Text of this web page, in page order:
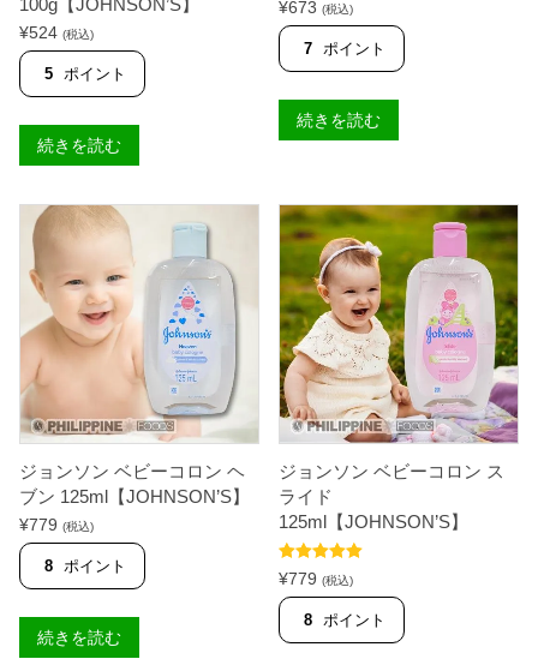
100g【JOHNSON’S】
¥524 (税込)
5 ポイント
続きを読む
¥673 (税込)
7 ポイント
続きを読む
ジョンソン ベビーコロン ヘ
ブン 125ml【JOHNSON’S】
¥779 (税込)
8 ポイント
続きを読む
ジョンソン ベビーコロン ス
ライド
125ml【JOHNSON’S】
5段階中5.00
の評価
¥779 (税込)
8 ポイント